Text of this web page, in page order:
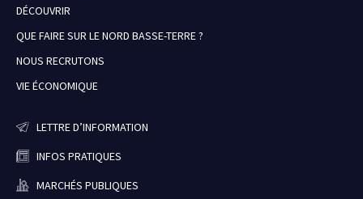
DÉCOUVRIR
QUE FAIRE SUR LE NORD BASSE-TERRE ?
NOUS RECRUTONS
VIE ÉCONOMIQUE
LETTRE D’INFORMATION
INFOS PRATIQUES
MARCHÉS PUBLIQUES